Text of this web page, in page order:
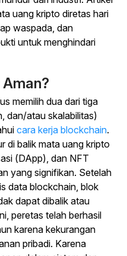
uang kripto diretas hari
waspada, dan
untuk menghindari
memilih dua dari tiga
dan/atau skalabilitas)
cara kerja blockchain.
di balik mata uang kripto
(DApp), dan NFT
yang signifikan. Setelah
data blockchain, blok
dapat dibalik atau
peretas telah berhasil
karena kekurangan
pribadi. Karena